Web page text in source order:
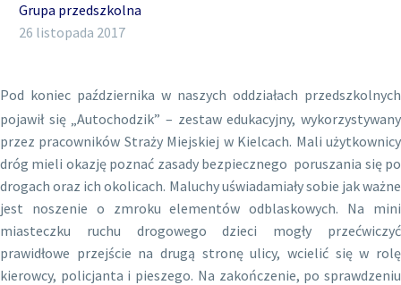
Grupa przedszkolna
26 listopada 2017
Pod koniec października w naszych oddziałach przedszkolnych
pojawił się „Autochodzik” – zestaw edukacyjny, wykorzystywany
przez pracowników Straży Miejskiej w Kielcach. Mali użytkownicy
dróg mieli okazję poznać zasady bezpiecznego poruszania się po
drogach oraz ich okolicach. Maluchy uświadamiały sobie jak ważne
jest noszenie o zmroku elementów odblaskowych. Na mini
miasteczku ruchu drogowego dzieci mogły przećwiczyć
prawidłowe przejście na drugą stronę ulicy, wcielić się w rolę
kierowcy, policjanta i pieszego. Na zakończenie, po sprawdzeniu